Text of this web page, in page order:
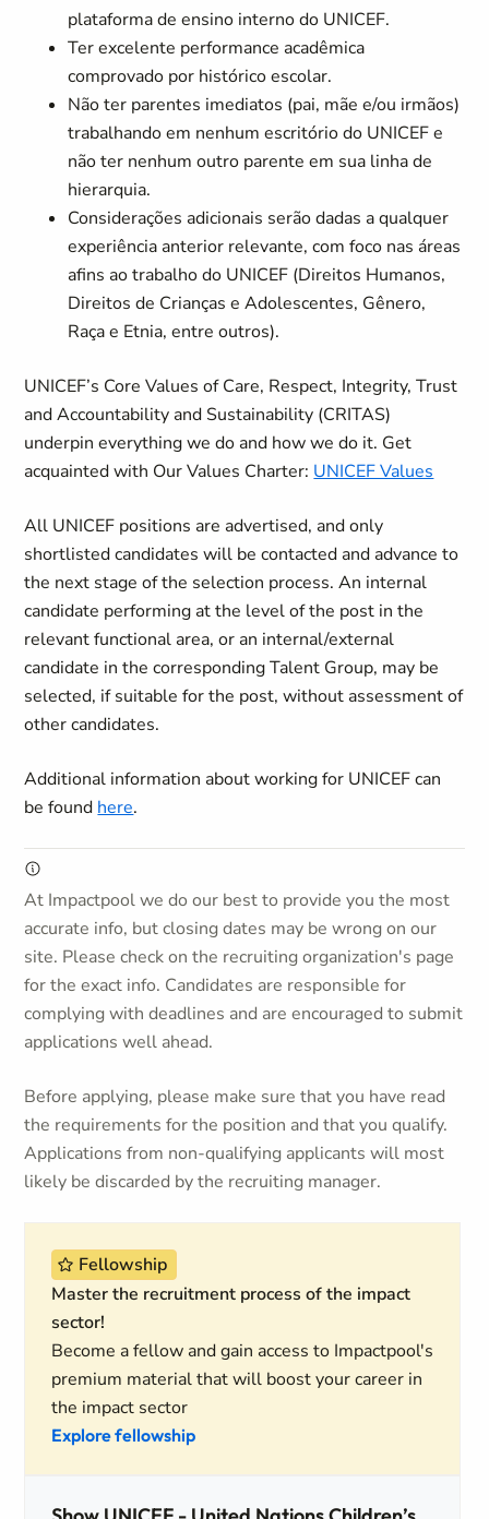
plataforma de ensino interno do UNICEF.
Ter excelente performance acadêmica
comprovado por histórico escolar.
Não ter parentes imediatos (pai, mãe e/ou irmãos)
trabalhando em nenhum escritório do UNICEF e
não ter nenhum outro parente em sua linha de
hierarquia.
Considerações adicionais serão dadas a qualquer
experiência anterior relevante, com foco nas áreas
afins ao trabalho do UNICEF (Direitos Humanos,
Direitos de Crianças e Adolescentes, Gênero,
Raça e Etnia, entre outros).
UNICEF’s Core Values of Care, Respect, Integrity, Trust
and Accountability and Sustainability (CRITAS)
underpin everything we do and how we do it. Get
acquainted with Our Values Charter: UNICEF Values
All UNICEF positions are advertised, and only
shortlisted candidates will be contacted and advance to
the next stage of the selection process. An internal
candidate performing at the level of the post in the
relevant functional area, or an internal/external
candidate in the corresponding Talent Group, may be
selected, if suitable for the post, without assessment of
other candidates.
Additional information about working for UNICEF can
be found here.
At Impactpool we do our best to provide you the most
accurate info, but closing dates may be wrong on our
site. Please check on the recruiting organization's page
for the exact info. Candidates are responsible for
complying with deadlines and are encouraged to submit
applications well ahead.
Before applying, please make sure that you have read
the requirements for the position and that you qualify.
Applications from non-qualifying applicants will most
likely be discarded by the recruiting manager.
Fellowship
Master the recruitment process of the impact
sector!
Become a fellow and gain access to Impactpool's
premium material that will boost your career in
the impact sector
Explore fellowship